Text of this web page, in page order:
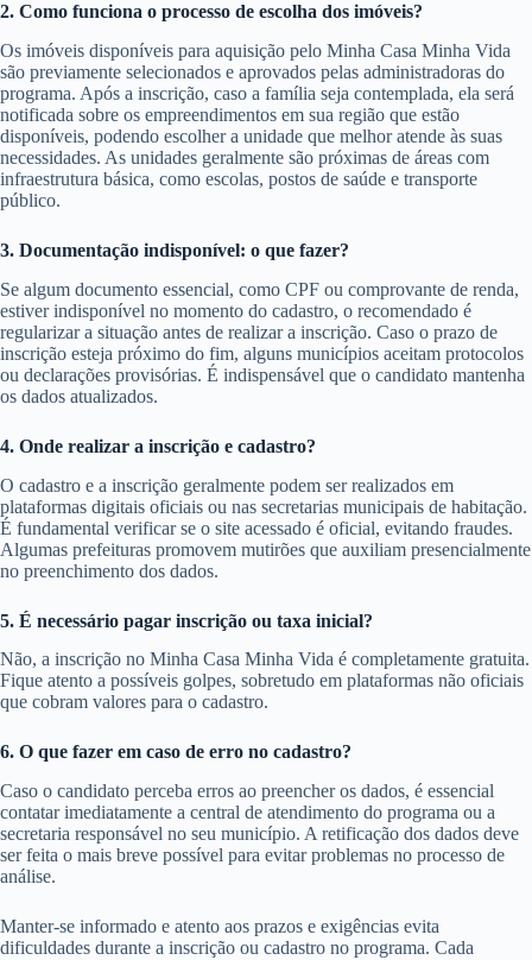
2. Como funciona o processo de escolha dos imóveis?
Os imóveis disponíveis para aquisição pelo Minha Casa Minha Vida
são previamente selecionados e aprovados pelas administradoras do
programa. Após a inscrição, caso a família seja contemplada, ela será
notificada sobre os empreendimentos em sua região que estão
disponíveis, podendo escolher a unidade que melhor atende às suas
necessidades. As unidades geralmente são próximas de áreas com
infraestrutura básica, como escolas, postos de saúde e transporte
público.
3. Documentação indisponível: o que fazer?
Se algum documento essencial, como CPF ou comprovante de renda,
estiver indisponível no momento do cadastro, o recomendado é
regularizar a situação antes de realizar a inscrição. Caso o prazo de
inscrição esteja próximo do fim, alguns municípios aceitam protocolos
ou declarações provisórias. É indispensável que o candidato mantenha
os dados atualizados.
4. Onde realizar a inscrição e cadastro?
O cadastro e a inscrição geralmente podem ser realizados em
plataformas digitais oficiais ou nas secretarias municipais de habitação.
É fundamental verificar se o site acessado é oficial, evitando fraudes.
Algumas prefeituras promovem mutirões que auxiliam presencialmente
no preenchimento dos dados.
5. É necessário pagar inscrição ou taxa inicial?
Não, a inscrição no Minha Casa Minha Vida é completamente gratuita.
Fique atento a possíveis golpes, sobretudo em plataformas não oficiais
que cobram valores para o cadastro.
6. O que fazer em caso de erro no cadastro?
Caso o candidato perceba erros ao preencher os dados, é essencial
contatar imediatamente a central de atendimento do programa ou a
secretaria responsável no seu município. A retificação dos dados deve
ser feita o mais breve possível para evitar problemas no processo de
análise.
Manter-se informado e atento aos prazos e exigências evita
dificuldades durante a inscrição ou cadastro no programa. Cada